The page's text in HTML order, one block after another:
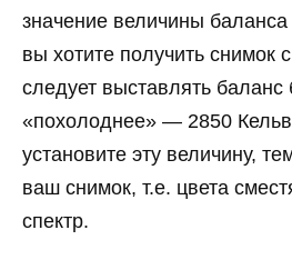
значение величины баланса
вы хотите получить снимок
следует выставлять баланс
«похолоднее» — 2850
установите эту величину,
ваш снимок, т.е. цвета
спектр.